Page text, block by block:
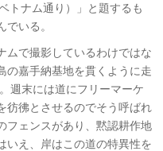
トナム通り）」と題するも
いる。
ムで撮影しているわけではな
の嘉手納基地を貫くように走
週末には道にフリーマーケ
彷彿とさせるのでそう呼ばれ
フェンスがあり、黙認耕作地
いえ、岸はこの道の特異性を